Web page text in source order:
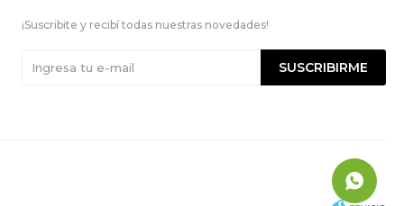
¡Suscribite y recibí todas nuestras novedades!
SUSCRIBIRME